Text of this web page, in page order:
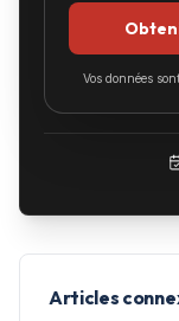
Vos données
Articles